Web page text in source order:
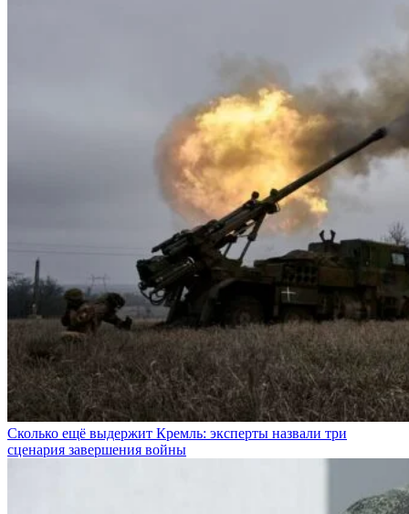
Сколько ещё выдержит Кремль: эксперты назвали три
сценария завершения войны